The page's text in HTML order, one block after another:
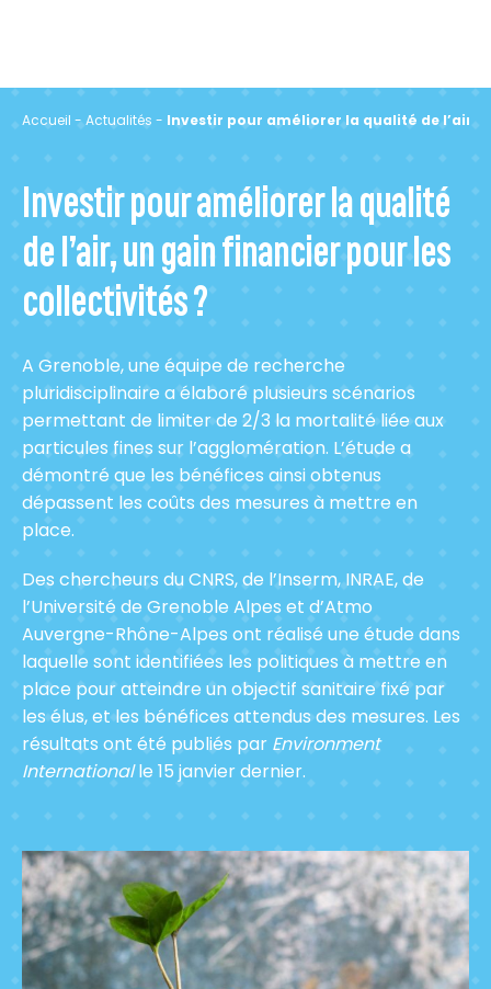
Accueil -Actualités - Investir pour améliorer la qualité de l’air,
Investir pour améliorer la qualité
de l’air, un gain financier pour les
collectivités ?
A Grenoble, une équipe de recherche
pluridisciplinaire a élaboré plusieurs scénarios
permettant de limiter de 2/3 la mortalité liée aux
particules fines sur l’agglomération. L’étude a
démontré que les bénéfices ainsi obtenus
dépassent les coûts des mesures à mettre en
place.
Des chercheurs du CNRS, de l’Inserm, INRAE, de
l’Université de Grenoble Alpes et d’Atmo
Auvergne-Rhône-Alpes ont réalisé une étude dans
laquelle sont identifiées les politiques à mettre en
place pour atteindre un objectif sanitaire fixé par
les élus, et les bénéfices attendus des mesures. Les
résultats ont été publiés par Environment
Internationalle 15 janvier dernier.